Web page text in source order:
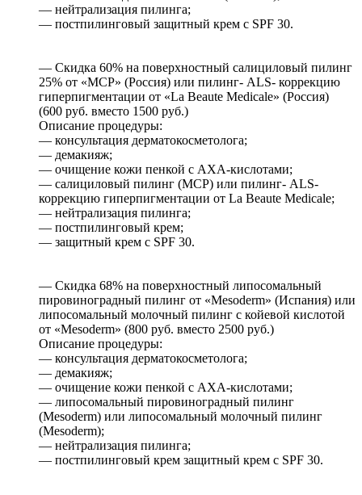
— нейтрализация пилинга;
— постпилинговый защитный крем с SPF 30.
— Скидка 60% на поверхностный салициловый пилинг
25% от «МСР» (Россия) или пилинг- ALS- коррекцию
гиперпигментации от «La Beaute Medicale» (Россия)
(600 руб. вместо 1500 руб.)
Описание процедуры:
— консультация дерматокосметолога;
— демакияж;
— очищение кожи пенкой с AXA-кислотами;
— салициловый пилинг (MCP) или пилинг- ALS-
коррекцию гиперпигментации от La Beaute Medicale;
— нейтрализация пилинга;
— постпилинговый крем;
— защитный крем с SPF 30.
— Скидка 68% на поверхностный липосомальный
пировиноградный пилинг от «Mesoderm» (Испания) или
липосомальный молочный пилинг с койевой кислотой
от «Mesoderm» (800 руб. вместо 2500 руб.)
Описание процедуры:
— консультация дерматокосметолога;
— демакияж;
— очищение кожи пенкой с AXA-кислотами;
— липосомальный пировиноградный пилинг
(Mesoderm) или липосомальный молочный пилинг
(Mesoderm);
— нейтрализация пилинга;
— постпилинговый крем защитный крем с SPF 30.